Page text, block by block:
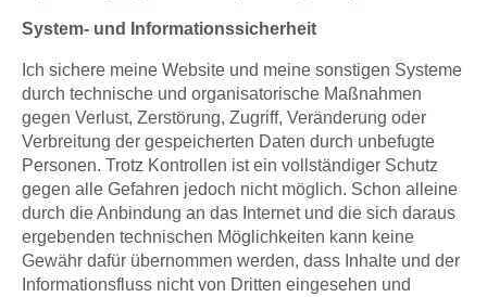
System- und Informationssicherheit
Ich sichere meine Website und meine sonstigen Systeme
durch technische und organisatorische Maßnahmen
gegen Verlust, Zerstörung, Zugriff, Veränderung oder
Verbreitung der gespeicherten Daten durch unbefugte
Personen. Trotz Kontrollen ist ein vollständiger Schutz
gegen alle Gefahren jedoch nicht möglich. Schon alleine
durch die Anbindung an das Internet und die sich daraus
ergebenden technischen Möglichkeiten kann keine
Gewähr dafür übernommen werden, dass Inhalte und der
Informationsfluss nicht von Dritten eingesehen und